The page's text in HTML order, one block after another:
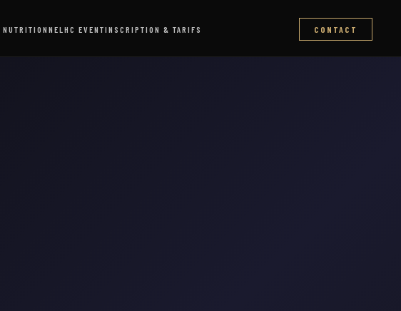
NUTRITIONNELHC EVENTINSCRIPTION & TARIFS CONTACT